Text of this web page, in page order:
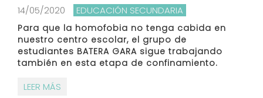
14/05/2020 EDUCACIÓN SECUNDARIA
Para que la homofobia no tenga cabida en
nuestro centro escolar, el grupo de
estudiantes BATERA GARA sigue trabajando
también en esta etapa de confinamiento.
LEER MÁS